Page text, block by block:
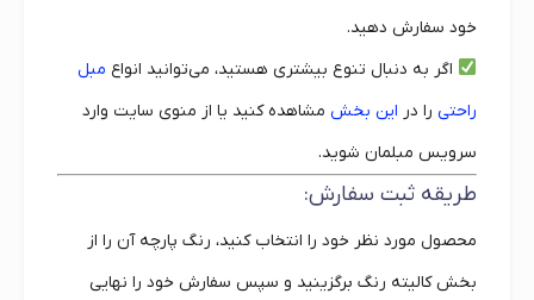
خود سفارش دهید.
اگر به دنبال تنوع بیشتری هستید، می‌توانید انواع مبل
راحتی را در این بخش مشاهده کنید یا از منوی سایت وارد
سرویس مبلمان شوید.
طریقه ثبت سفارش:
محصول مورد نظر خود را انتخاب کنید، رنگ پارچه آن را از
بخش کالیته رنگ برگزینید و سپس سفارش خود را نهایی